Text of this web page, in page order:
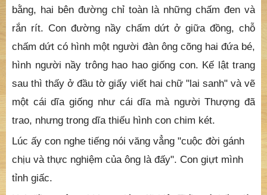
váng vì hơi nồng kỳ lạ, đến nỗi khí quản gần như tắc
nghẹn. Con nổi bực vất cái dĩa đó vào động, con nằm
nghỉ rồi mê thiếp đi và 1 giấc mộng hãi hùng lại đến.
Con thấy đã vào trong một vườn hoa và gặp một
người con gái, cô gái trao cho con một tờ giấy vàng,
trong giấy vẽ hình một con đường từ núi xuống đồng
bằng, hai bên đường chỉ toàn là những chấm đen và
rắn rít. Con đường nầy chấm dứt ở giữa đồng, chỗ
chấm dứt có hình một người đàn ông cõng hai đứa bé,
hình người nầy trông hao hao giống con. Kế lật trang